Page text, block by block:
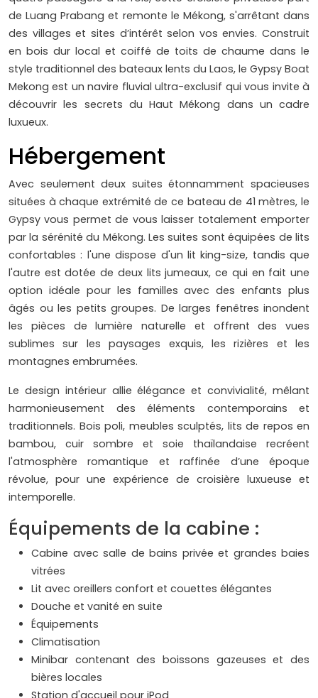
de Luang Prabang et remonte le Mékong, s'arrêtant dans
des villages et sites d’intérêt selon vos envies. Construit
en bois dur local et coiffé de toits de chaume dans le
style traditionnel des bateaux lents du Laos, le Gypsy Boat
Mekong est un navire fluvial ultra-exclusif qui vous invite à
découvrir les secrets du Haut Mékong dans un cadre
luxueux.
Hébergement
Avec seulement deux suites étonnamment spacieuses
situées à chaque extrémité de ce bateau de 41 mètres, le
Gypsy vous permet de vous laisser totalement emporter
par la sérénité du Mékong. Les suites sont équipées de lits
confortables : l'une dispose d'un lit king-size, tandis que
l'autre est dotée de deux lits jumeaux, ce qui en fait une
option idéale pour les familles avec des enfants plus
âgés ou les petits groupes. De larges fenêtres inondent
les pièces de lumière naturelle et offrent des vues
sublimes sur les paysages exquis, les rizières et les
montagnes embrumées.
Le design intérieur allie élégance et convivialité, mêlant
harmonieusement des éléments contemporains et
traditionnels. Bois poli, meubles sculptés, lits de repos en
bambou, cuir sombre et soie thaïlandaise recréent
l'atmosphère romantique et raffinée d’une époque
révolue, pour une expérience de croisière luxueuse et
intemporelle.
Équipements de la cabine :
Cabine avec salle de bains privée et grandes baies
vitrées
Lit avec oreillers confort et couettes élégantes
Douche et vanité en suite
Équipements
Climatisation
Minibar contenant des boissons gazeuses et des
bières locales